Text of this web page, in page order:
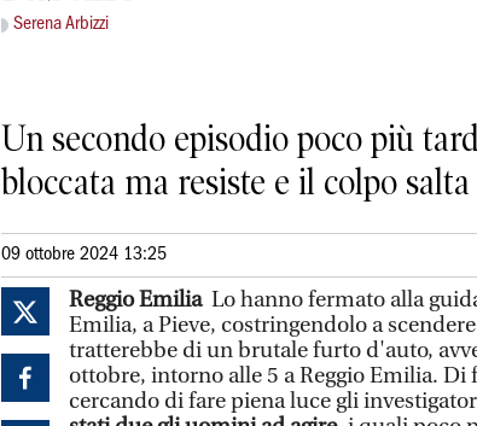
Serena Arbizzi
Un secondo episodio poco più
bloccata ma resiste e il colpo salta
09 ottobre 2024 13:25
Reggio Emilia Lo hanno fermato alla
Emilia, a Pieve, costringendolo a
tratterebbe di un brutale furto d'auto,
ottobre, intorno alle 5 a Reggio Emilia.
cercando di fare piena luce gli